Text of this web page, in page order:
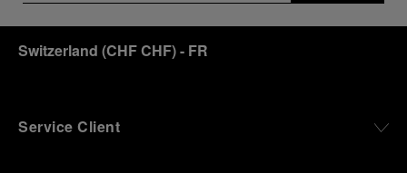
Switzerland (CHF CHF)- FR
Service Client